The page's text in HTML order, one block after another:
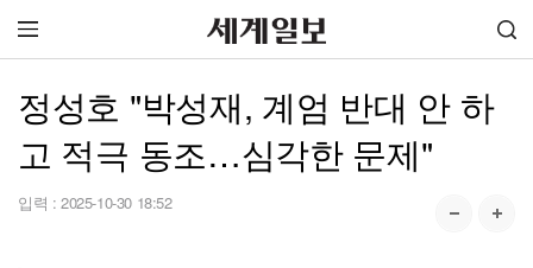
정성호 "박성재, 계엄 반대 안 하
고 적극 동조…심각한 문제"
입력 : 2025-10-30 18:52